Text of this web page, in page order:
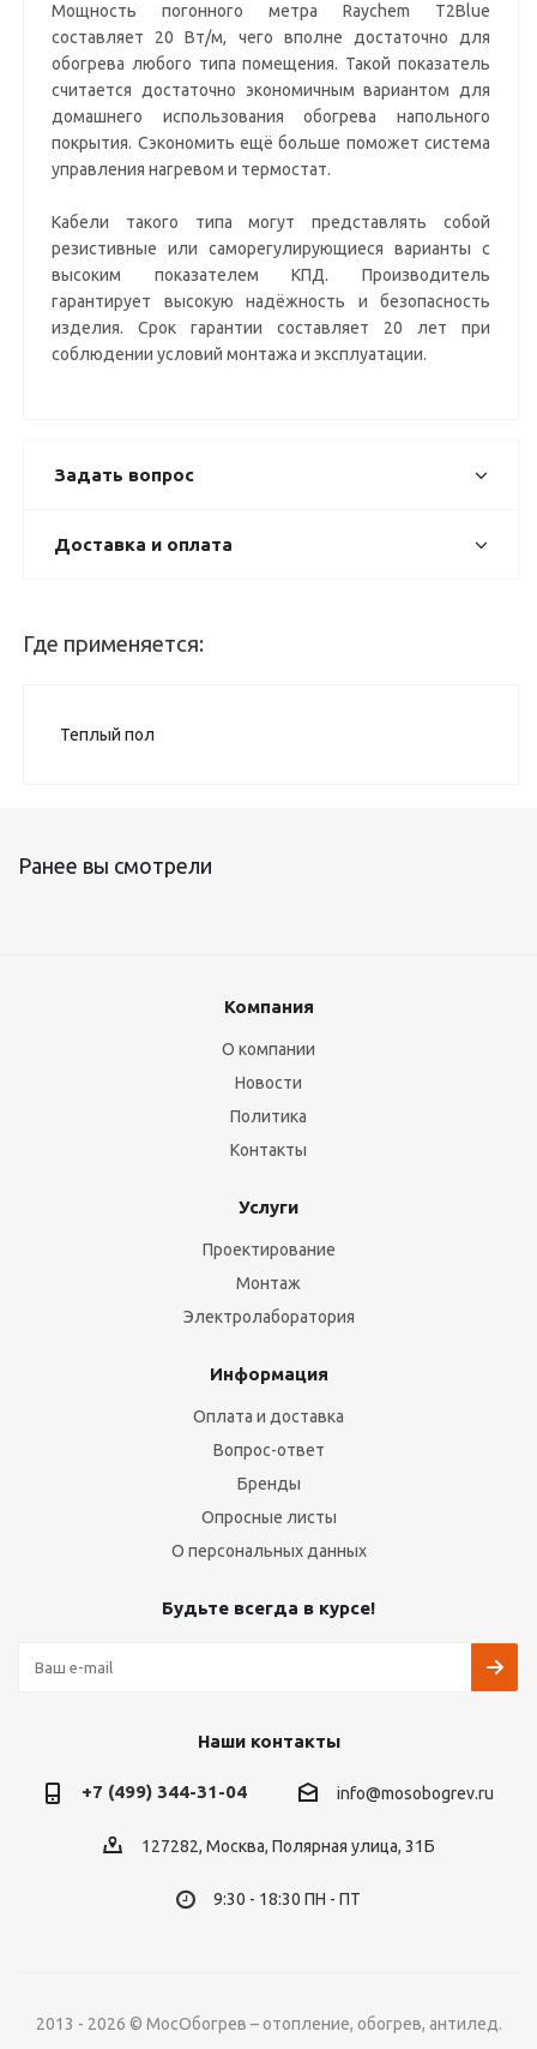
Мощность погонного метра Raychem T2Blue
составляет 20 Вт/м, чего вполне достаточно для
обогрева любого типа помещения. Такой показатель
считается достаточно экономичным вариантом для
домашнего использования обогрева напольного
покрытия. Сэкономить ещё больше поможет система
управления нагревом и термостат.
Кабели такого типа могут представлять собой
резистивные или саморегулирующиеся варианты с
высоким показателем КПД. Производитель
гарантирует высокую надёжность и безопасность
изделия. Срок гарантии составляет 20 лет при
соблюдении условий монтажа и эксплуатации.
Задать вопрос
Доставка и оплата
Где применяется:
Теплый пол
Ранее вы смотрели
Компания
О компании
Новости
Политика
Контакты
Услуги
Проектирование
Монтаж
Электролаборатория
Информация
Оплата и доставка
Вопрос-ответ
Бренды
Опросные листы
О персональных данных
Будьте всегда в курсе!
Наши контакты
+7 (499) 344-31-04 info@mosobogrev.ru
127282, Москва, Полярная улица, 31Б
9:30 - 18:30 ПН - ПТ
2013 - 2026 © МосОбогрев – отопление, обогрев, антилед.